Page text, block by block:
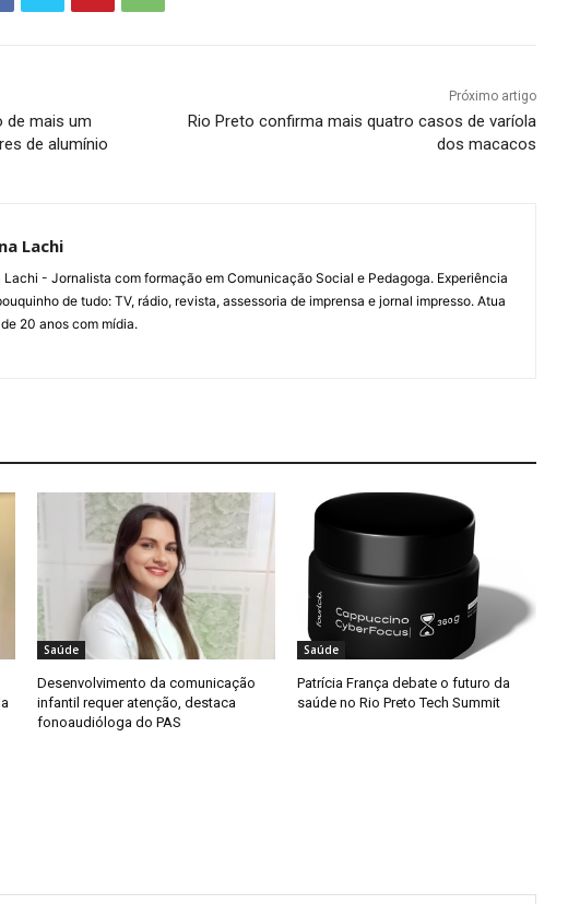
de mais um
de alumínio
Próximo artigo
Rio Preto confirma mais quatro casos de varíola
dos macacos
Lachi
Lachi - Jornalista com formação em Comunicação Social e Pedagoga. Experiência
de tudo: TV, rádio, revista, assessoria de imprensa e jornal impresso. Atua
20 anos com mídia.
Saúde
Desenvolvimento da comunicação
infantil requer atenção, destaca
fonoaudióloga do PAS
Saúde
Patrícia França debate o futuro da
saúde no Rio Preto Tech Summit